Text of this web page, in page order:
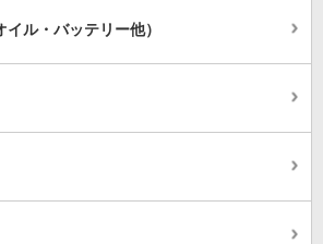
イル・バッテリー他）